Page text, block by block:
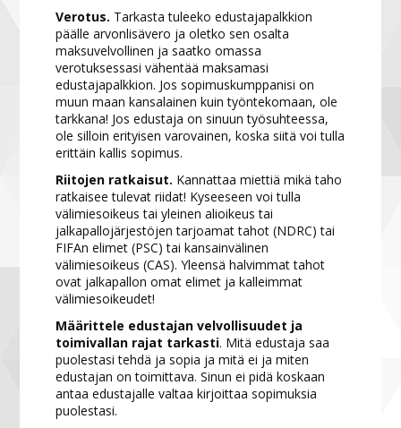
Verotus. Tarkasta tuleeko edustajapalkkion
päälle arvonlisävero ja oletko sen osalta
maksuvelvollinen ja saatko omassa
verotuksessasi vähentää maksamasi
edustajapalkkion. Jos sopimuskumppanisi on
muun maan kansalainen kuin työntekomaan, ole
tarkkana! Jos edustaja on sinuun työsuhteessa,
ole silloin erityisen varovainen, koska siitä voi tulla
erittäin kallis sopimus.
Riitojen ratkaisut. Kannattaa miettiä mikä taho
ratkaisee tulevat riidat! Kyseeseen voi tulla
välimiesoikeus tai yleinen alioikeus tai
jalkapallojärjestöjen tarjoamat tahot (NDRC) tai
FIFAn elimet (PSC) tai kansainvälinen
välimiesoikeus (CAS). Yleensä halvimmat tahot
ovat jalkapallon omat elimet ja kalleimmat
välimiesoikeudet!
Määrittele edustajan velvollisuudet ja
toimivallan rajat tarkasti. Mitä edustaja saa
puolestasi tehdä ja sopia ja mitä ei ja miten
edustajan on toimittava. Sinun ei pidä koskaan
antaa edustajalle valtaa kirjoittaa sopimuksia
puolestasi.